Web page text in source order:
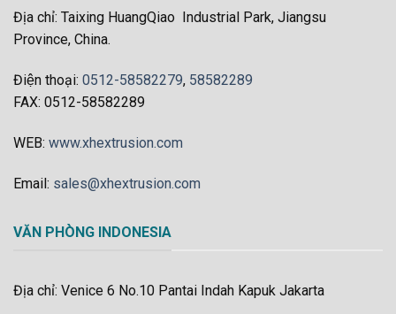
Địa chỉ: Taixing HuangQiao Industrial Park, Jiangsu
Province, China.
Điện thoại: 0512-58582279, 58582289
FAX: 0512-58582289
WEB: www.xhextrusion.com
Email: sales@xhextrusion.com
VĂN PHÒNG INDONESIA
Địa chỉ: Venice 6 No.10 Pantai Indah Kapuk Jakarta